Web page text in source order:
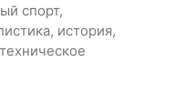
спорт,
история,